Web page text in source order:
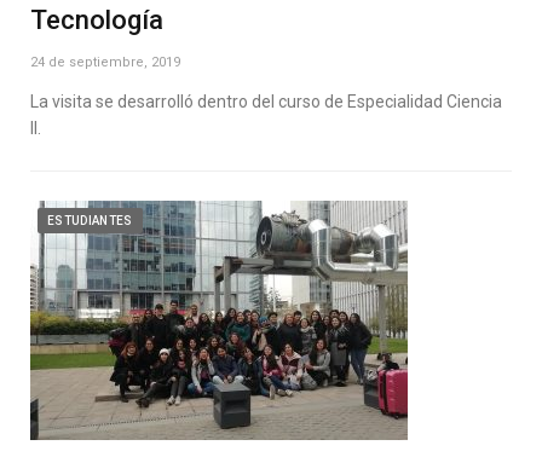
Tecnología
24 de septiembre, 2019
La visita se desarrolló dentro del curso de Especialidad Ciencia
ESTUDIANTES